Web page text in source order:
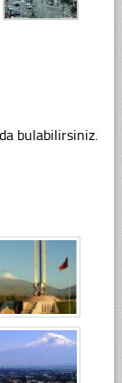
bulabilirsiniz.